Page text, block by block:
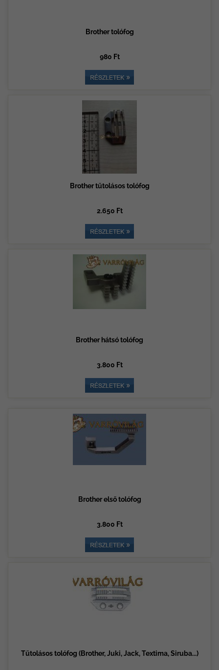
Brother tolófog
980 Ft
Brother tűtolásos tolófog
2.650 Ft
Brother hátsó tolófog
3.800 Ft
Brother első tolófog
3.800 Ft
Tűtolásos tolófog (Brother, Juki, Jack, Textima, Siruba...)